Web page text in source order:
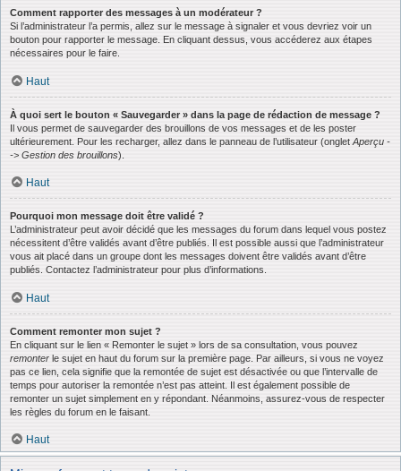
Comment rapporter des messages à un modérateur ?
Si l’administrateur l’a permis, allez sur le message à signaler et vous devriez voir un
bouton pour rapporter le message. En cliquant dessus, vous accéderez aux étapes
nécessaires pour le faire.
Haut
À quoi sert le bouton « Sauvegarder » dans la page de rédaction de message ?
Il vous permet de sauvegarder des brouillons de vos messages et de les poster
ultérieurement. Pour les recharger, allez dans le panneau de l’utilisateur (onglet Aperçu -
-> Gestion des brouillons).
Haut
Pourquoi mon message doit être validé ?
L’administrateur peut avoir décidé que les messages du forum dans lequel vous postez
nécessitent d’être validés avant d’être publiés. Il est possible aussi que l’administrateur
vous ait placé dans un groupe dont les messages doivent être validés avant d’être
publiés. Contactez l’administrateur pour plus d’informations.
Haut
Comment remonter mon sujet ?
En cliquant sur le lien « Remonter le sujet » lors de sa consultation, vous pouvez
remonter le sujet en haut du forum sur la première page. Par ailleurs, si vous ne voyez
pas ce lien, cela signifie que la remontée de sujet est désactivée ou que l’intervalle de
temps pour autoriser la remontée n’est pas atteint. Il est également possible de
remonter un sujet simplement en y répondant. Néanmoins, assurez-vous de respecter
les règles du forum en le faisant.
Haut